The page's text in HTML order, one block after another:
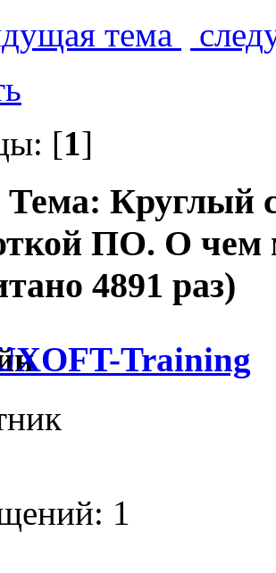
тема
[1]
Тема: Круглый
ПО. О чем
4891 раз)
Training
1